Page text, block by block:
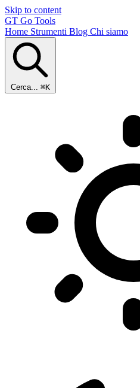
Skip to content
GT Go Tools
Home Strumenti Blog Chi siamo
Cerca... ⌘K